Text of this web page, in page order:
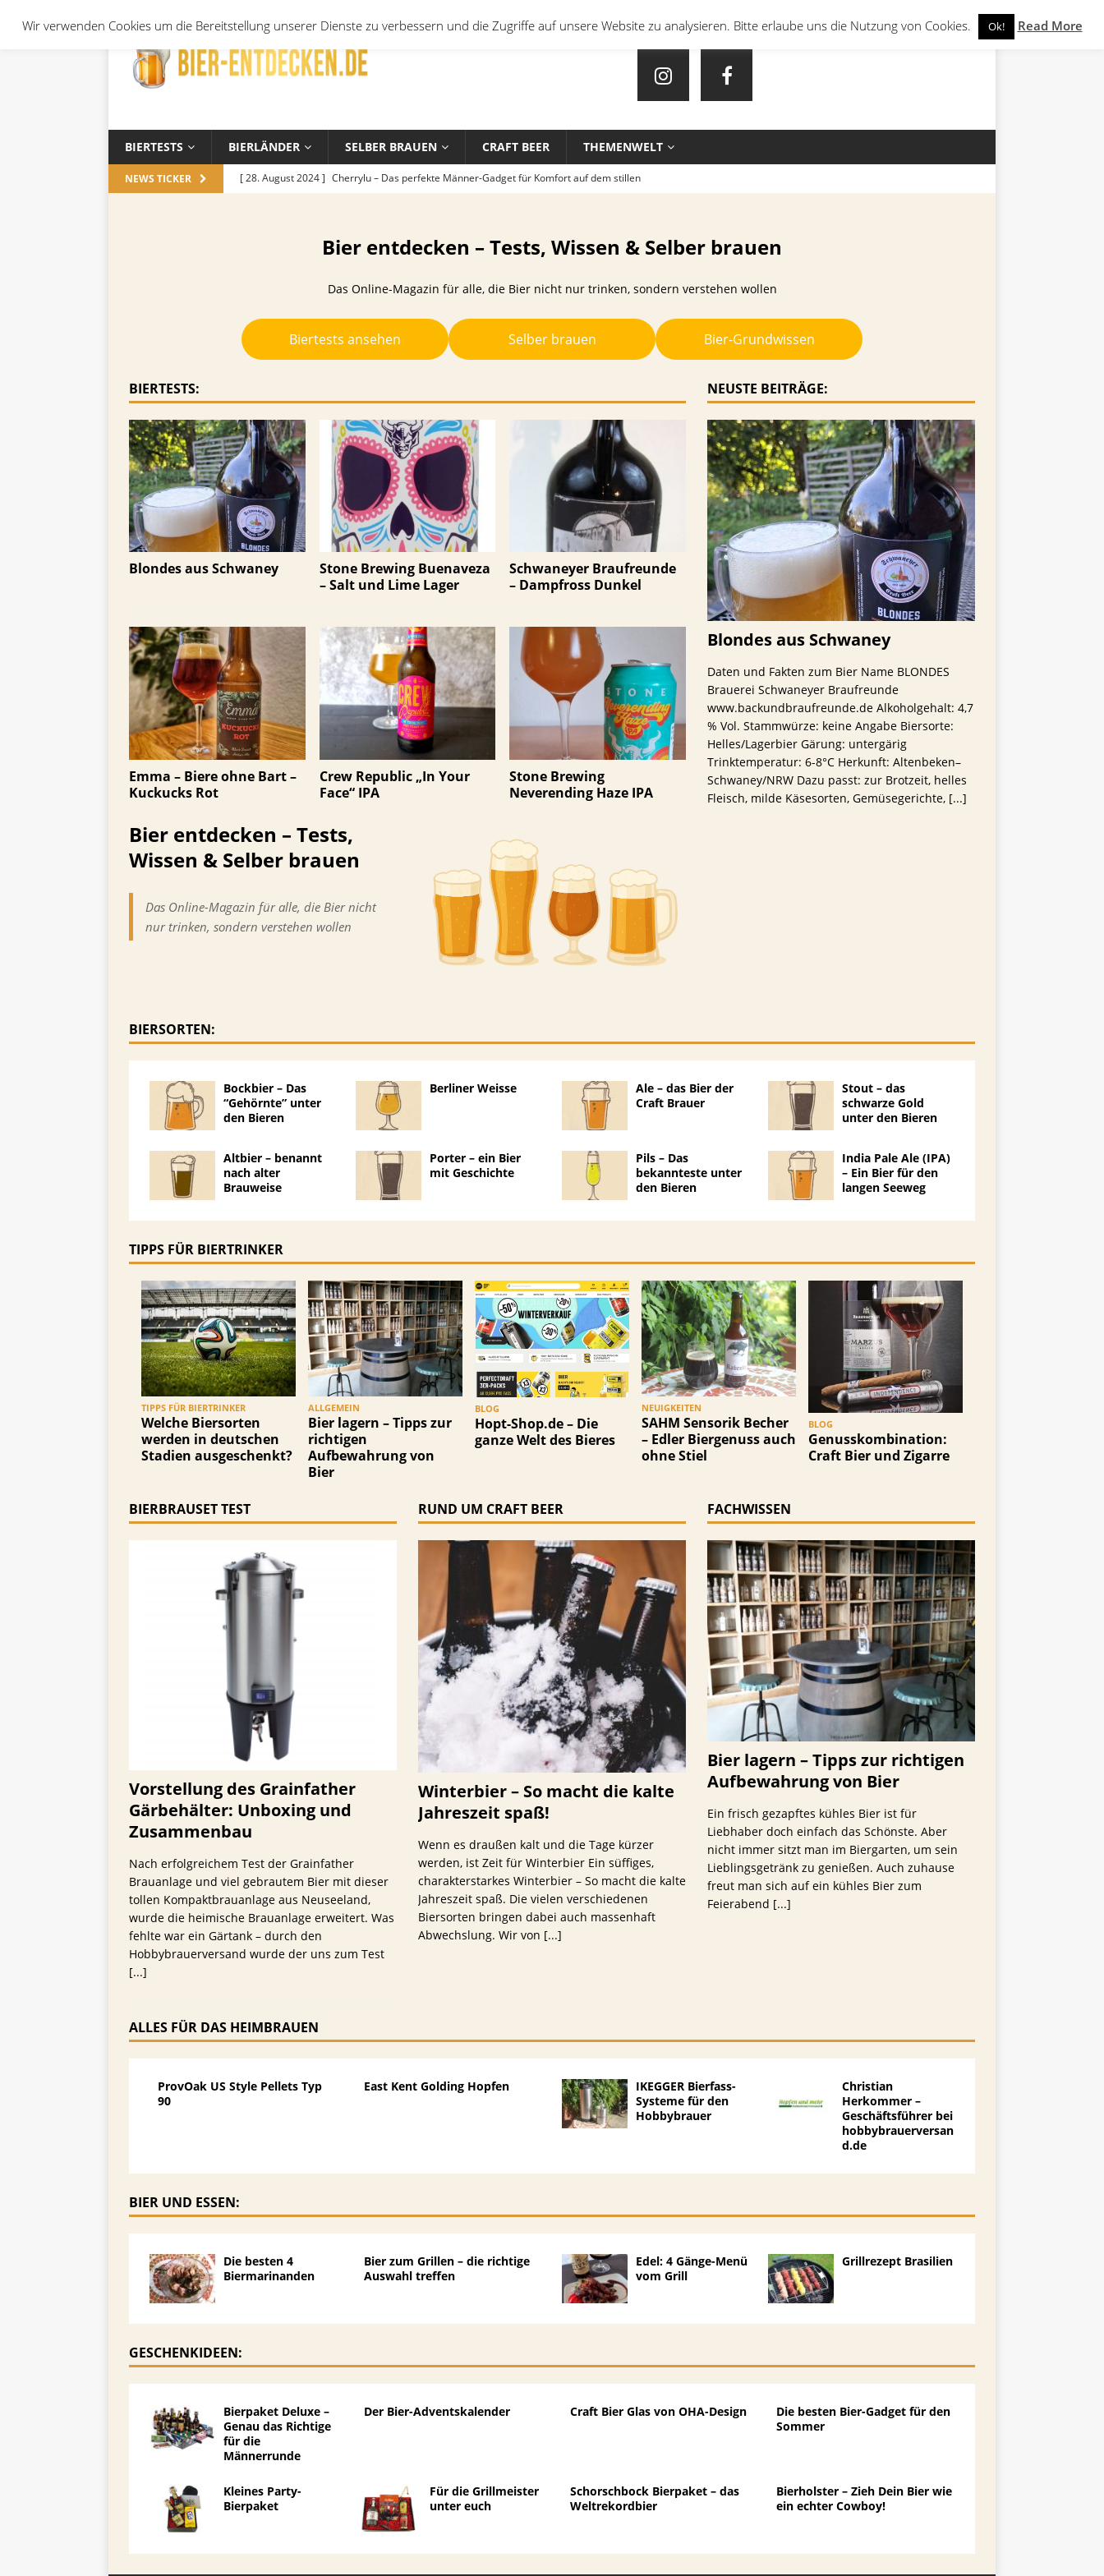
BIERTESTS BIERLÄNDER SELBER BRAUEN CRAFT BEER THEMENWELT
NEWS TICKER [ 28. August 2024 ] Cherrylu – Das perfekte Männer-Gadget für Komfort auf dem stillen
[ 17. Oktober 2023 ] Die besten Biersorten und -Kombinationen für verschiedene Sportarten
und Jahreszeiten
ALLGEMEIN
[ 26. September 2023 ] Welche Biersorten werden in deutschen Stadien ausgeschenkt?
[ 29. Mai 2025 ] Blondes aus Schwaney BIERTESTS
Bier entdecken – Tests, Wissen & Selber brauen
Das Online-Magazin für alle, die Bier nicht nur trinken, sondern verstehen wollen
Biertests ansehen Selber brauen Bier-Grundwissen
BIERTESTS:
Blondes aus Schwaney
Stone Brewing Buenaveza
– Salt und Lime Lager
Schwaneyer Braufreunde
– Dampfross Dunkel
Emma – Biere ohne Bart –
Kuckucks Rot
Crew Republic „In Your
Face“ IPA
Stone Brewing
Neverending Haze IPA
Bier entdecken – Tests,
Wissen & Selber brauen
Das Online-Magazin für alle, die Bier nicht
nur trinken, sondern verstehen wollen
NEUSTE BEITRÄGE:
Blondes aus Schwaney
Daten und Fakten zum Bier Name BLONDES
Brauerei Schwaneyer Braufreunde
www.backundbraufreunde.de Alkoholgehalt: 4,7
% Vol. Stammwürze: keine Angabe Biersorte:
Helles/Lagerbier Gärung: untergärig
Trinktemperatur: 6-8°C Herkunft: Altenbeken–
Schwaney/NRW Dazu passt: zur Brotzeit, helles
Fleisch, milde Käsesorten, Gemüsegerichte, [...]
BIERSORTEN:
Bockbier – Das
“Gehörnte” unter
den Bieren
Berliner Weisse
Ale – das Bier der
Craft Brauer
Stout – das
schwarze Gold
unter den Bieren
Altbier – benannt
nach alter
Brauweise
Porter – ein Bier
mit Geschichte
Pils – Das
bekannteste unter
den Bieren
India Pale Ale (IPA)
– Ein Bier für den
langen Seeweg
TIPPS FÜR BIERTRINKER
TIPPS FÜR BIERTRINKER
Welche Biersorten
werden in deutschen
Stadien ausgeschenkt?
ALLGEMEIN
Bier lagern – Tipps zur
richtigen
Aufbewahrung von
Bier
BLOG
Hopt-Shop.de – Die
ganze Welt des Bieres
NEUIGKEITEN
SAHM Sensorik Becher
– Edler Biergenuss auch
ohne Stiel
BLOG
Genusskombination:
Craft Bier und Zigarre
BIERBRAUSET TEST
Vorstellung des Grainfather
Gärbehälter: Unboxing und
Zusammenbau
Nach erfolgreichem Test der Grainfather
Brauanlage und viel gebrautem Bier mit dieser
tollen Kompaktbrauanlage aus Neuseeland,
wurde die heimische Brauanlage erweitert. Was
fehlte war ein Gärtank – durch den
Hobbybrauerversand wurde der uns zum Test
[...]
RUND UM CRAFT BEER
Winterbier – So macht die kalte
Jahreszeit spaß!
Wenn es draußen kalt und die Tage kürzer
werden, ist Zeit für Winterbier Ein süffiges,
charakterstarkes Winterbier – So macht die kalte
Jahreszeit spaß. Die vielen verschiedenen
Biersorten bringen dabei auch massenhaft
Abwechslung. Wir von [...]
FACHWISSEN
Bier lagern – Tipps zur richtigen
Aufbewahrung von Bier
Ein frisch gezapftes kühles Bier ist für
Liebhaber doch einfach das Schönste. Aber
nicht immer sitzt man im Biergarten, um sein
Lieblingsgetränk zu genießen. Auch zuhause
freut man sich auf ein kühles Bier zum
Feierabend [...]
ALLES FÜR DAS HEIMBRAUEN
ProvOak US Style Pellets Typ
90
East Kent Golding Hopfen
IKEGGER Bierfass-
Systeme für den
Hobbybrauer
Christian
Herkommer –
Geschäftsführer bei
hobbybrauerversan
d.de
BIER UND ESSEN:
Die besten 4
Biermarinanden
Bier zum Grillen – die richtige
Auswahl treffen
Edel: 4 Gänge-Menü
vom Grill
Grillrezept Brasilien
GESCHENKIDEEN:
Bierpaket Deluxe –
Genau das Richtige
für die
Männerrunde
Der Bier-Adventskalender Craft Bier Glas von OHA-Design
Die besten Bier-Gadget für den
Sommer
Kleines Party-
Bierpaket
Für die Grillmeister
unter euch
Schorschbock Bierpaket – das
Weltrekordbier
Bierholster – Zieh Dein Bier wie
ein echter Cowboy!
Wir verwenden Cookies um die Bereitstellung unserer Dienste zu verbessern und die Zugriffe auf unsere Website zu analysieren. Bitte erlaube uns die Nutzung von Cookies. Ok! Read More